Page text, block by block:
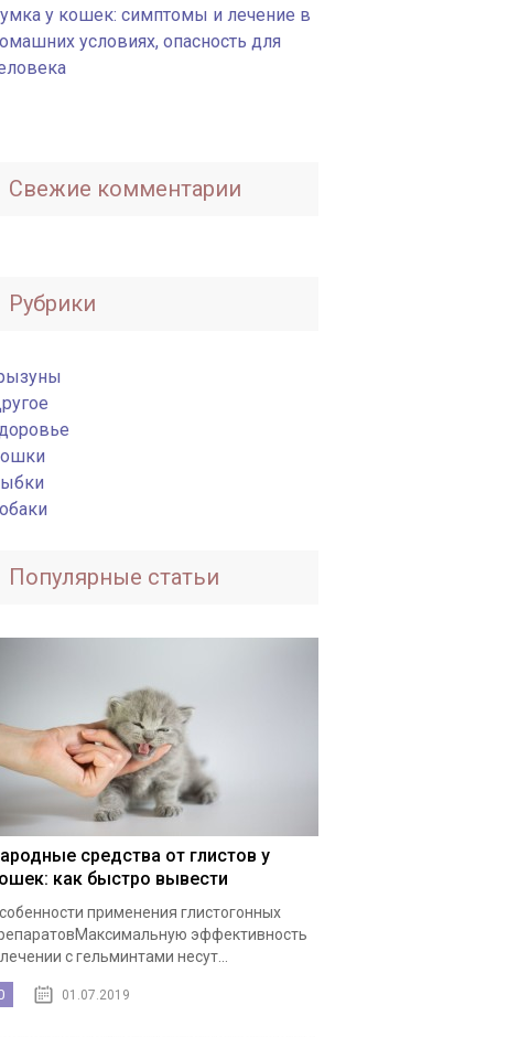
у кошек: симптомы и лечение в
условиях, опасность для
Свежие комментарии
Рубрики
Популярные статьи
средства от глистов у
как быстро вывести
применения глистогонных
эффективность
с гельминтами несут...
01.07.2019